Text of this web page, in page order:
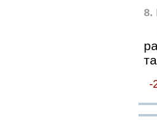
8.
-